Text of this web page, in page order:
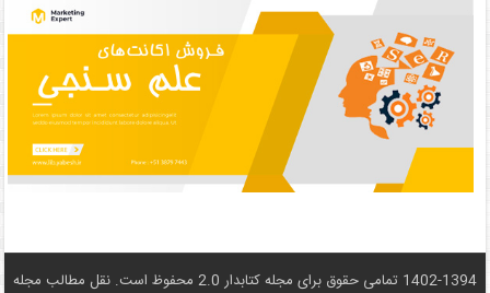
1402-1394 تمامی حقوق برای مجله کتابدار 2.0 محفوظ است. نقل مطالب مجله